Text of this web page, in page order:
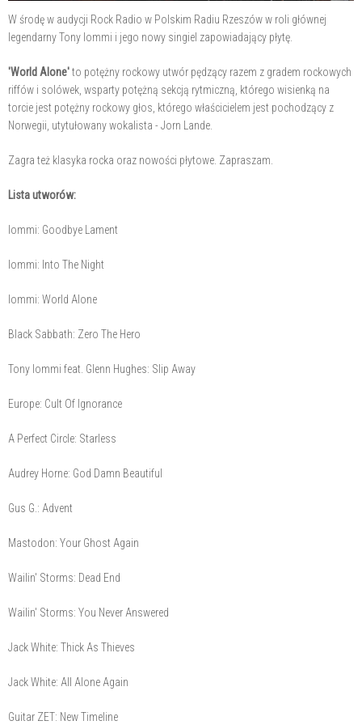
W środę w audycji Rock Radio w Polskim Radiu Rzeszów w roli głównej
legendarny Tony Iommi i jego nowy singiel zapowiadający płytę.
'World Alone'to potężny rockowy utwór pędzący razem z gradem rockowych
riffów i solówek, wsparty potężną sekcją rytmiczną, którego wisienką na
torcie jest potężny rockowy głos, którego właścicielem jest pochodzący z
Norwegii, utytułowany wokalista - Jorn Lande.
Zagra też klasyka rocka oraz nowości płytowe. Zapraszam.
Lista utworów:
Iommi: Goodbye Lament
Iommi: Into The Night
Iommi: World Alone
Black Sabbath: Zero The Hero
Tony Iommi feat. Glenn Hughes: Slip Away
Europe: Cult Of Ignorance
A Perfect Circle: Starless
Audrey Horne: God Damn Beautiful
Gus G.: Advent
Mastodon: Your Ghost Again
Wailin' Storms: Dead End
Wailin' Storms: You Never Answered
Jack White: Thick As Thieves
Jack White: All Alone Again
Guitar ZET: New Timeline